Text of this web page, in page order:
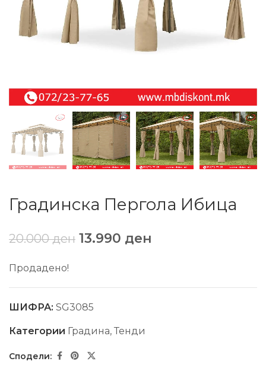
Градинска Пергола Ибица
20.000ден 13.990 ден
Продадено!
ШИФРА: SG3085
Категории Градина, Тенди